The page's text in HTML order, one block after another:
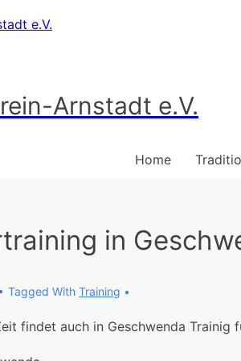
e.V.
Arnstadt e.V.
Home
in
Tagged With Training
findet auch in Geschwenda Trainig